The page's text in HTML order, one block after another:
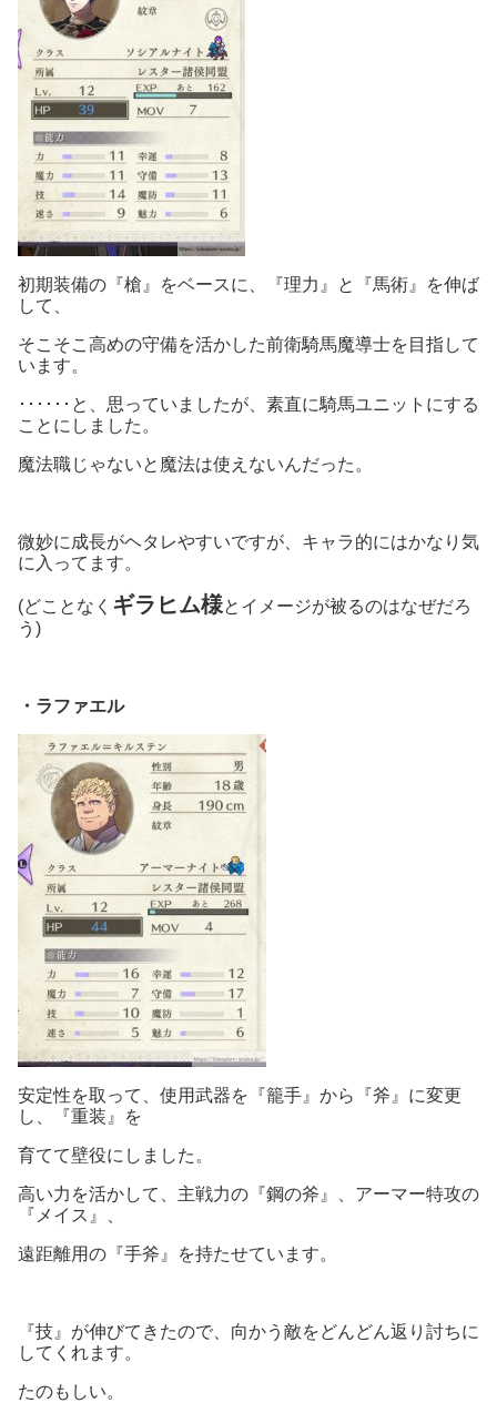
初期装備の『槍』をベースに、『理力』と『馬術』を伸ば
して、
そこそこ高めの守備を活かした前衛騎馬魔導士を目指して
います。
･･････と、思っていましたが、素直に騎馬ユニットにする
ことにしました。
魔法職じゃないと魔法は使えないんだった。
微妙に成長がヘタレやすいですが、キャラ的にはかなり気
に入ってます。
(どことなく ギラヒム様とイメージが被るのはなぜだろ
う)
・ラファエル
安定性を取って、使用武器を『籠手』から『斧』に変更
し、『重装』を
育てて壁役にしました。
高い力を活かして、主戦力の『鋼の斧』、アーマー特攻の
『メイス』、
遠距離用の『手斧』を持たせています。
『技』が伸びてきたので、向かう敵をどんどん返り討ちに
してくれます。
たのもしい。